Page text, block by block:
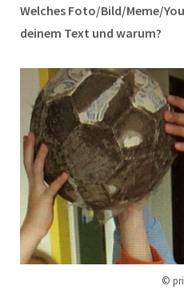
Welches Foto/Bild/Meme/
deinem Text und warum?
©